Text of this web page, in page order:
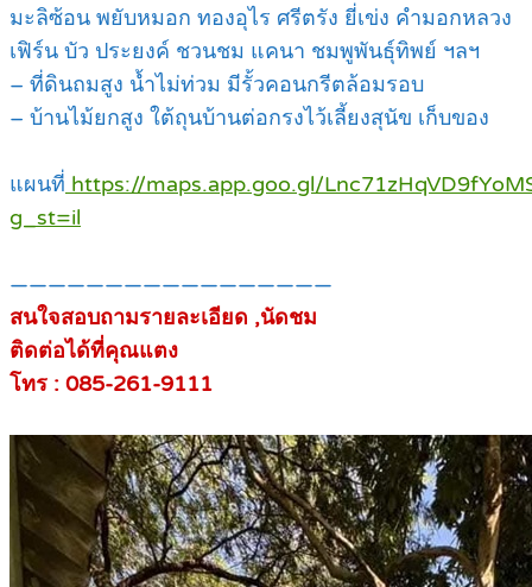
มะลิซ้อน พยับหมอก ทองอุไร ศรีตรัง ยี่เข่ง คำมอกหลวง
เฟิร์น บัว ประยงค์ ชวนชม แคนา ชมพูพันธุ์ทิพย์ ฯลฯ
– ที่ดินถมสูง น้ำไม่ท่วม มีรั้วคอนกรีตล้อมรอบ
– บ้านไม้ยกสูง ใต้ถุนบ้านต่อกรงไว้เลี้ยงสุนัข เก็บของ
แผนที่ https://maps.app.goo.gl/
g_st=il
—————————————————
สนใจสอบถามรายละเอียด ,นัดชม
ติดต่อได้ที่คุณแตง
โทร : 085-261-9111